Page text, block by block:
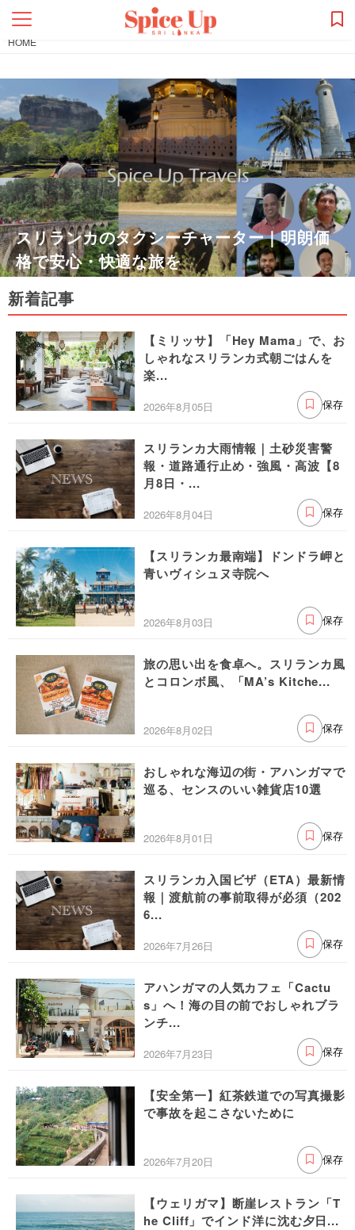
HOME
スリランカのタクシーチャーター｜明朗価
格で安心・快適な旅を
新着記事
【ミリッサ】「Hey Mama」で、お
しゃれなスリランカ式朝ごはんを
楽...
2026年8月05日 保存
スリランカ大雨情報｜土砂災害警
報・道路通行止め・強風・高波【8
月8日・...
2026年8月04日 保存
【スリランカ最南端】ドンドラ岬と
青いヴィシュヌ寺院へ
2026年8月03日 保存
旅の思い出を食卓へ。スリランカ風
とコロンボ風、「MA’s Kitche...
2026年8月02日 保存
おしゃれな海辺の街・アハンガマで
巡る、センスのいい雑貨店10選
2026年8月01日 保存
スリランカ入国ビザ（ETA）最新情
報｜渡航前の事前取得が必須（202
6...
2026年7月26日 保存
アハンガマの人気カフェ「Cactu
s」へ！海の目の前でおしゃれブラ
ンチ...
2026年7月23日 保存
【安全第一】紅茶鉄道での写真撮影
で事故を起こさないために
2026年7月20日 保存
【ウェリガマ】断崖レストラン「T
he Cliff」でインド洋に沈む夕日...